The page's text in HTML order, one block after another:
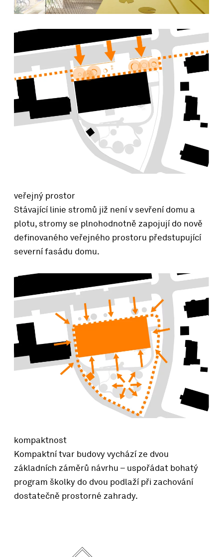
veřejný prostor
Stávající linie stromů již není v sevření domu a
plotu, stromy se plnohodnotně zapojují do nově
definovaného veřejného prostoru předstupující
severní fasádu domu.
kompaktnost
Kompaktní tvar budovy vychází ze dvou
základních záměrů návrhu – uspořádat bohatý
program školky do dvou podlaží při zachování
dostatečně prostorné zahrady.